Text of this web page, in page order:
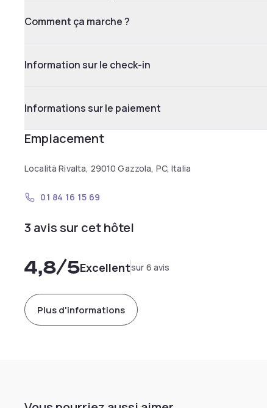
Comment ça marche ?
Information sur le check-in
Informations sur le paiement
Emplacement
Località Rivalta, 29010 Gazzola, PC, Italia
01 84 16 15 69
3 avis sur cet hôtel
4,8/5Excellentsur 6 avis
Plus d'informations